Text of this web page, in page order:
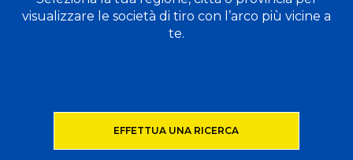
visualizzare le società di tiro con l’arco più vicine a
te.
EFFETTUA UNA RICERCA